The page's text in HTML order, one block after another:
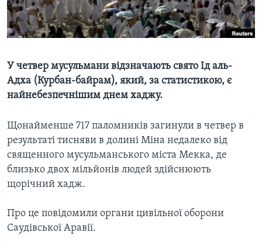
СУСПІЛЬСТВО
ЕКОНОМІКА
ТЕЛЕПРОГРАМИ
БРИФІНГ ГОЛОСУ АМЕРИКИ
СТУДІЯ ВАШИНГТОН
ПРАЙМ-ТАЙМ
ПОГЛЯД З ВАШИНГТОНА
Learning English
Мови
У четвер мусульмани відзначають свято Ід аль-
Адха (Курбан-байрам), який, за статистикою, є
найнебезпечнішим днем хаджу.
Щонайменше 717 паломників загинули в четвер в
результаті тисняви в долині Міна недалеко від
священного мусульманського міста Мекка, де
близько двох мільйонів людей здійснюють
щорічний хадж.
Про це повідомили органи цивільної оборони
Саудівської Аравії.